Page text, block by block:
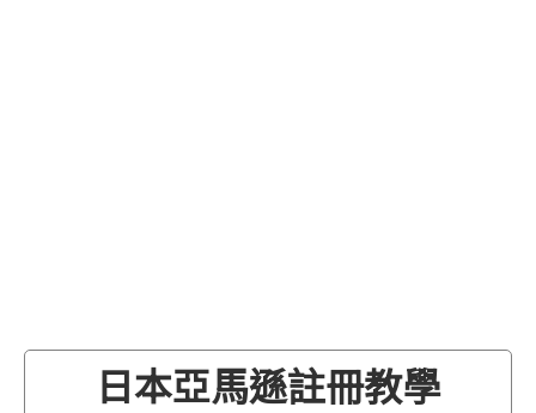
日本亞馬遜註冊教學